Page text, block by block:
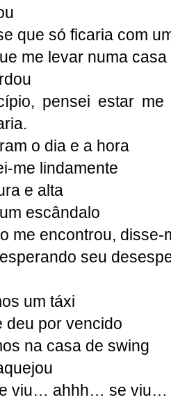
que só ficaria com
me levar numa
pensei estar
o dia e a hora
me lindamente
e alta
escândalo
me encontrou, disse-
seu
um táxi
deu por vencido
na casa de swing
viu… ahhh… se viu…